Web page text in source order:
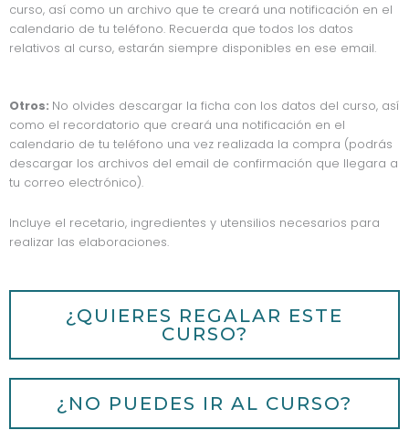
curso, así como un archivo que te creará una notificación en el
calendario de tu teléfono. Recuerda que todos los datos
relativos al curso, estarán siempre disponibles en ese email.
Otros: No olvides descargar la ficha con los datos del curso, así
como el recordatorio que creará una notificación en el
calendario de tu teléfono una vez realizada la compra (podrás
descargar los archivos del email de confirmación que llegara a
tu correo electrónico).
Incluye el recetario, ingredientes y utensilios necesarios para
realizar las elaboraciones.
¿QUIERES REGALAR ESTE
CURSO?
¿NO PUEDES IR AL CURSO?